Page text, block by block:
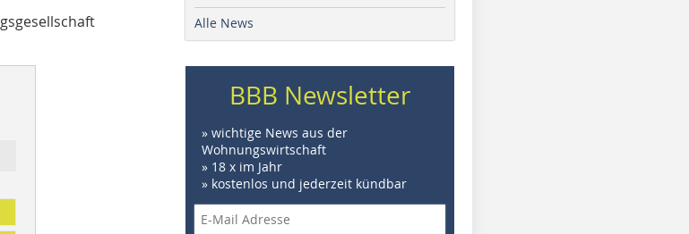
Alle News
BBB Newsletter
» wichtige News aus der
Wohnungswirtschaft
» 18 x im Jahr
» kostenlos und jederzeit kündbar